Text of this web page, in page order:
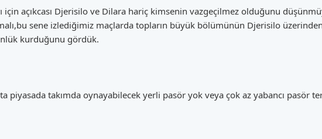
için açıkcası Djerisilo ve Dilara hariç kimsenin vazgeçilmez olduğunu
sene izlediğimiz maçlarda topların büyük bölümünün Djerisilo
kurduğunu gördük.
piyasada takımda oynayabilecek yerli pasör yok veya çok az yabancı pasör